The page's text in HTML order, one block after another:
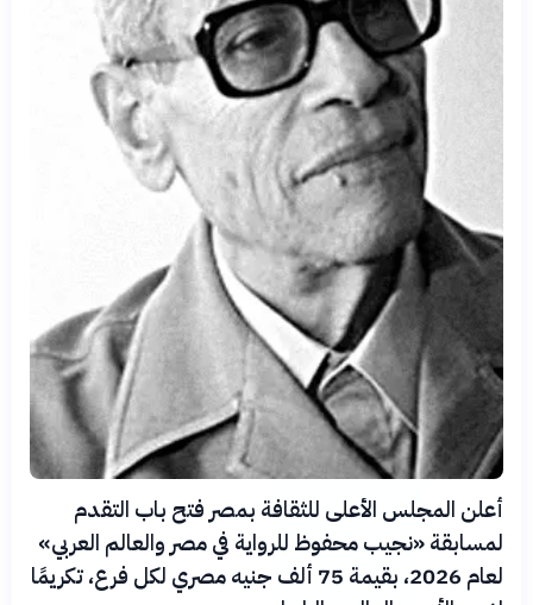
أعلن المجلس الأعلى للثقافة بمصر فتح باب التقدم
لمسابقة «نجيب محفوظ للرواية في مصر والعالم العربي»
لعام 2026، بقيمة 75 ألف جنيه مصري لكل فرع، تكريمًا